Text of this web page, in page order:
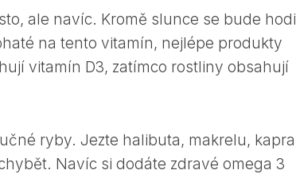
ale navíc. Kromě slunce se bude
na tento vitamín, nejlépe produkty
vitamín D3, zatímco rostliny obsahují
ryby. Jezte halibuta, makrelu,
Navíc si dodáte zdravé omega 3